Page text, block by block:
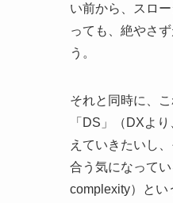
い前から、スロ
っても、絶やさ
う。
それと同時に、
「DS」（DXよ
えていきたいし
合う気になって
complexity）とい